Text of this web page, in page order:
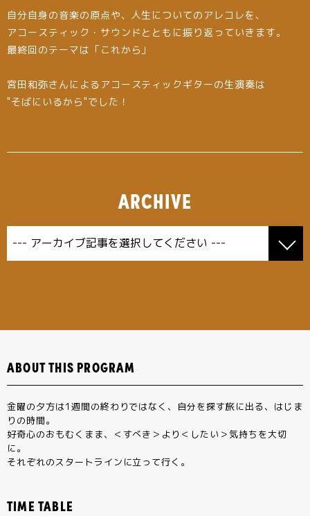
自分自身の音楽の原点や、人生についてのアレコレを、
アコースティック・サウンドとともに振り返っていきます。
最終回のテーマは「これから」
宮田和弥さんによるアコースティックギターの生演奏は
"そばにいるから"でした！
ARCHIVE
ABOUT THIS PROGRAM
金曜の夕方は1週間の終わりではなく、自分を探す旅に出る、はじま
りの時間。
好奇心のおもむくまま、＜すべき＞より＜したい＞気持ちを大切
に。
それぞれのスタートラインに立って行く。
TIME TABLE